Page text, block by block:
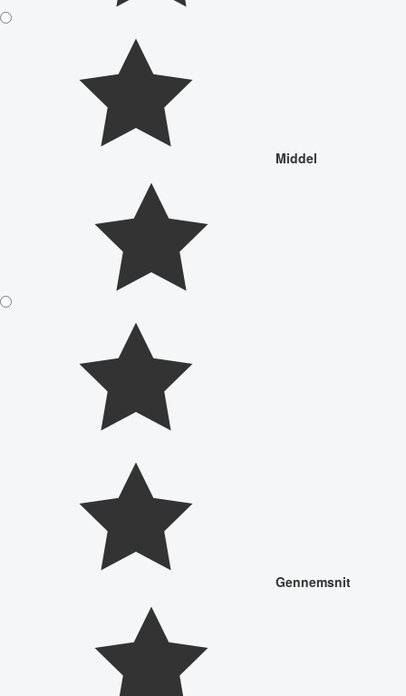
Middel
Gennemsnit